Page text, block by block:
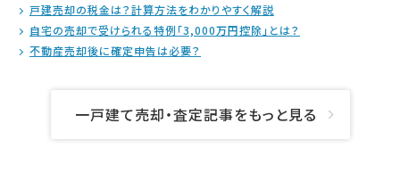
戸建売却の税金は？計算方法をわかりやすく解説
自宅の売却で受けられる特例「3,000万円控除」とは？
不動産売却後に確定申告は必要？
一戸建て売却・査定記事をもっと見る